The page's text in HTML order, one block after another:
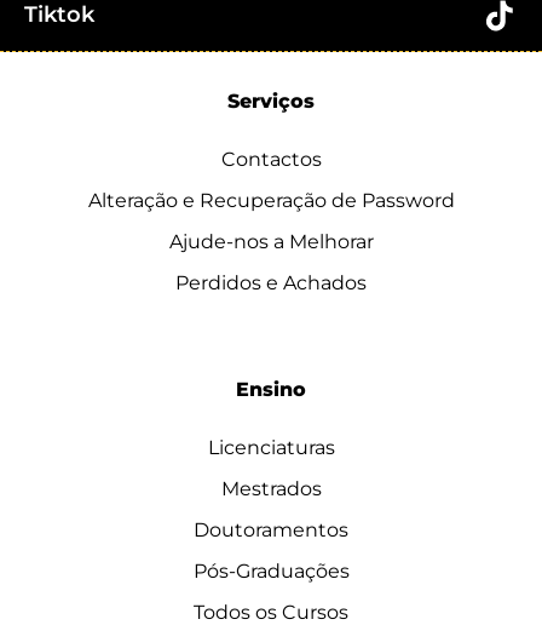
Tiktok
Serviços
Contactos
Alteração e Recuperação de Password
Ajude-nos a Melhorar
Perdidos e Achados
Ensino
Licenciaturas
Mestrados
Doutoramentos
Pós-Graduações
Todos os Cursos